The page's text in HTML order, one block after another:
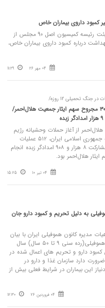
کمبود داروی بیماران خاص
نصر: عضو هیئت رئیسه کمیسیون اصل 90 مجلس از
درباره کمبود داروی بیماران خاص،
04 مهر 26 11:29
جنگ تحمیلی ۱۲ روزه/
۵ شهید و ۳۰ مجروح سهم ایثار جمعیت هلال‌احمر/
از آغاز حملات وحشیانه رژیم
صهیونیستی به جمهوری اسلامی ایران، ۵۱۲ عملیات
نفس‌گیر را با مشارکت ۸ هزار و ۹۰۸ امدادگر زبده انجام
04 تیر 10 15:25
هموفیلی به دلیل تحریم و کمبود دارو جان
مدیره کانون هموفیلی ایران با بیان
اینکه ۲۶ بیمار هموفیلی(رده سنی ۹ تا ۵۰ سال) سال
کمبود دارو و تحریم های اعمال شده در
دارد سازمان غذا و دارو در
این بیماران در شرایط فعلی بیش از
04 فروردین 26 12:30